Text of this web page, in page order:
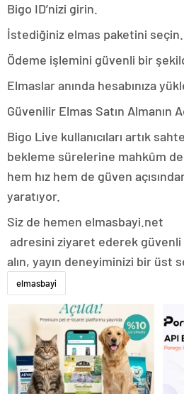
Bigo ID’nizi girin.
İstediğiniz elmas paketini seçin.
Ödeme işlemini güvenli bir
Elmaslar anında hesabınıza
Güvenilir Elmas Satın Almanın
Bigo Live kullanıcıları artık
bekleme sürelerine mahkûm
hem hız hem de güven
yaratıyor.
Siz de hemen elmasbayi.net
adresini ziyaret ederek güvenli
alın, yayın deneyiminizi bir üst
elmasbayi